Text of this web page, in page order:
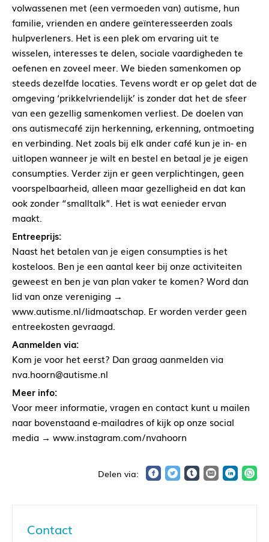
volwassenen met (een vermoeden van) autisme, hun
familie, vrienden en andere geïnteresseerden zoals
hulpverleners. Het is een plek om ervaring uit te
wisselen, interesses te delen, sociale vaardigheden te
oefenen en zoveel meer. We bieden samenkomen op
steeds dezelfde locaties. Tevens wordt er op gelet dat de
omgeving ‘prikkelvriendelijk’ is zonder dat het de sfeer
van een gezellig samenkomen verliest. De doelen van
ons autismecafé zijn herkenning, erkenning, ontmoeting
en verbinding. Net zoals bij elk ander café kun je in- en
uitlopen wanneer je wilt en bestel en betaal je je eigen
consumpties. Verder zijn er geen verplichtingen, geen
voorspelbaarheid, alleen maar gezelligheid en dat kan
ook zonder “smalltalk”. Het is wat eenieder ervan
maakt.
Entreeprijs:
Naast het betalen van je eigen consumpties is het
kosteloos. Ben je een aantal keer bij onze activiteiten
geweest en ben je van plan vaker te komen? Word dan
lid van onze vereniging →
www.autisme.nl/lidmaatschap. Er worden verder geen
entreekosten gevraagd.
Aanmelden via:
Kom je voor het eerst? Dan graag aanmelden via
nva.hoorn@autisme.nl
Meer info:
Voor meer informatie, vragen en contact kunt u mailen
naar bovenstaand e-mailadres of kijk op onze social
media → www.instagram.com/nvahoorn
Contact